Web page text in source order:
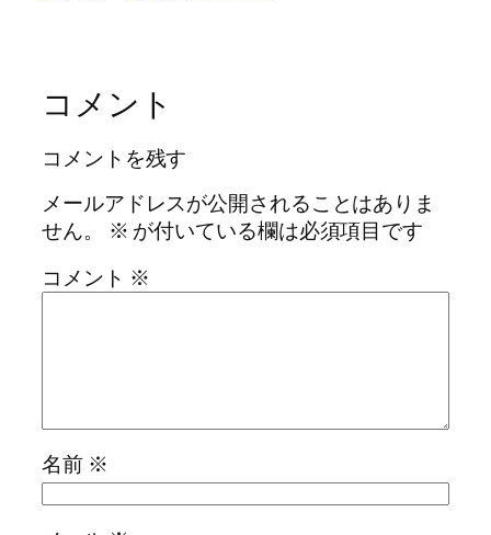
コメント
コメントを残す
メールアドレスが公開されることはありま
せん。
※ が付いている欄は必須項目です
コメント ※
名前 ※